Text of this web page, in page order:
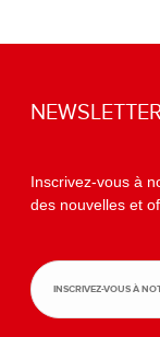
NEWSLETTER
Inscrivez-vous à
des nouvelles et